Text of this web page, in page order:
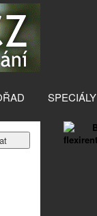
SPECIÁLY